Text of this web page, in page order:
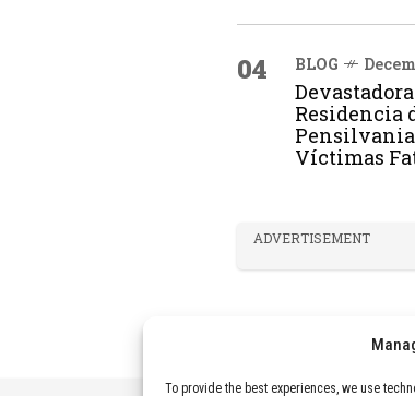
To provide the best experiences, we use
04 BLOG
Residencia
Pensilvania
Víctimas
ADVERTISEMENT